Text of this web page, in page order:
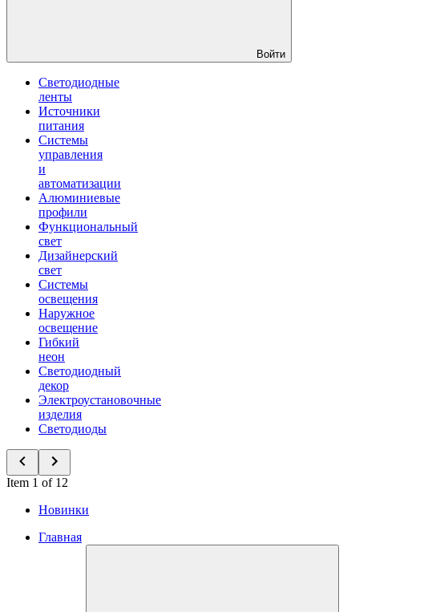
Войти
Светодиодные
ленты
Источники
питания
Системы
управления
и
автоматизации
Алюминиевые
профили
Функциональный
свет
Дизайнерский
свет
Системы
освещения
Наружное
освещение
Гибкий
неон
Светодиодный
декор
Электроустановочные
изделия
Светодиоды
Item 1 of 12
Новинки
Главная